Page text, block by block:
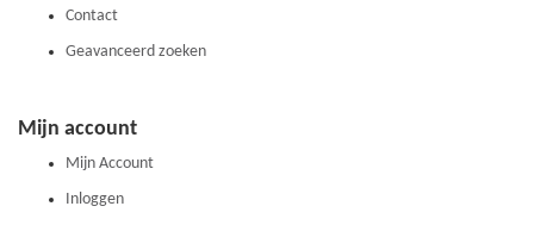
Contact
Geavanceerd zoeken
Mijn account
Mijn Account
Inloggen